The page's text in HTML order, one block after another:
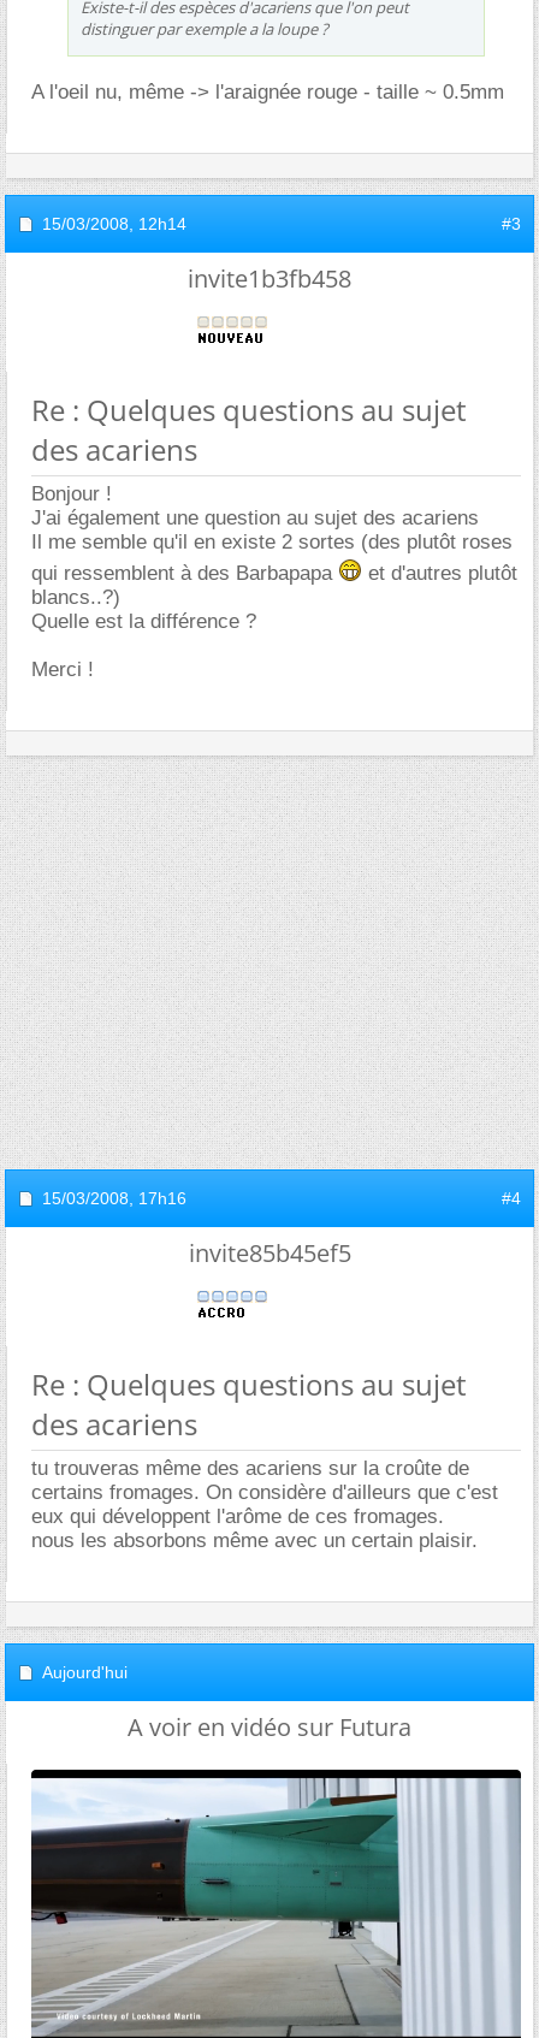
Existe-t-il des espèces d'acariens que l'on peut
distinguer par exemple a la loupe ?
A l'oeil nu, même -> l'araignée rouge - taille ~ 0.5mm
15/03/2008, 12h14 #3
invite1b3fb458
Re : Quelques questions au sujet
des acariens
Bonjour !
J'ai également une question au sujet des acariens
Il me semble qu'il en existe 2 sortes (des plutôt roses
qui ressemblent à des Barbapapa
et d'autres plutôt
blancs..?)
Quelle est la différence ?
Merci !
15/03/2008, 17h16 #4
invite85b45ef5
Re : Quelques questions au sujet
des acariens
tu trouveras même des acariens sur la croûte de
certains fromages. On considère d'ailleurs que c'est
eux qui développent l'arôme de ces fromages.
nous les absorbons même avec un certain plaisir.
Aujourd'hui
A voir en vidéo sur Futura